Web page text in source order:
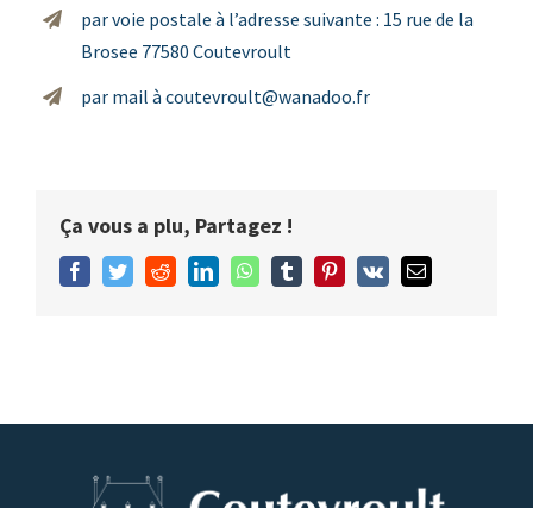
par voie postale à l’adresse suivante : 15 rue de la
Brosee 77580 Coutevroult
par mail àcoutevroult@wanadoo.fr
Ça vous a plu, Partagez !
Facebook
TwitterRedditLinkedInWhatsApp
Tumblr Pinterest
Vk Email